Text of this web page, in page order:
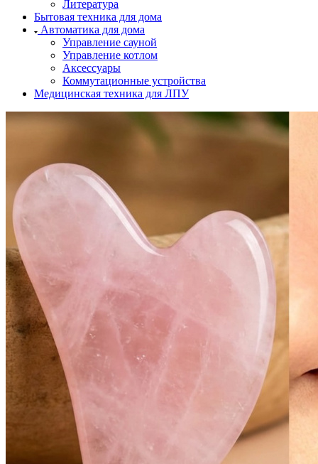
Литература
Бытовая техника для дома
Автоматика для дома
Управление сауной
Управление котлом
Аксессуары
Коммутационные устройства
Медицинская техника для ЛПУ